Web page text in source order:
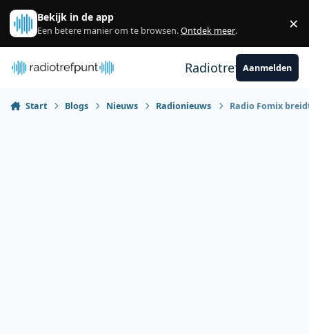
Spring naar bijdragen
Bekijk in de app
Een betere manier om te browsen.Ontdek meer. ×
RadiotrefpuntAanmelden
Start Blogs Nieuws Radionieuws Radio Fomix